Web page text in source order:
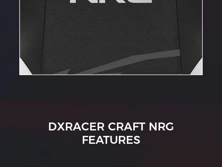
DXRACER CRAFT NRG
FEATURES